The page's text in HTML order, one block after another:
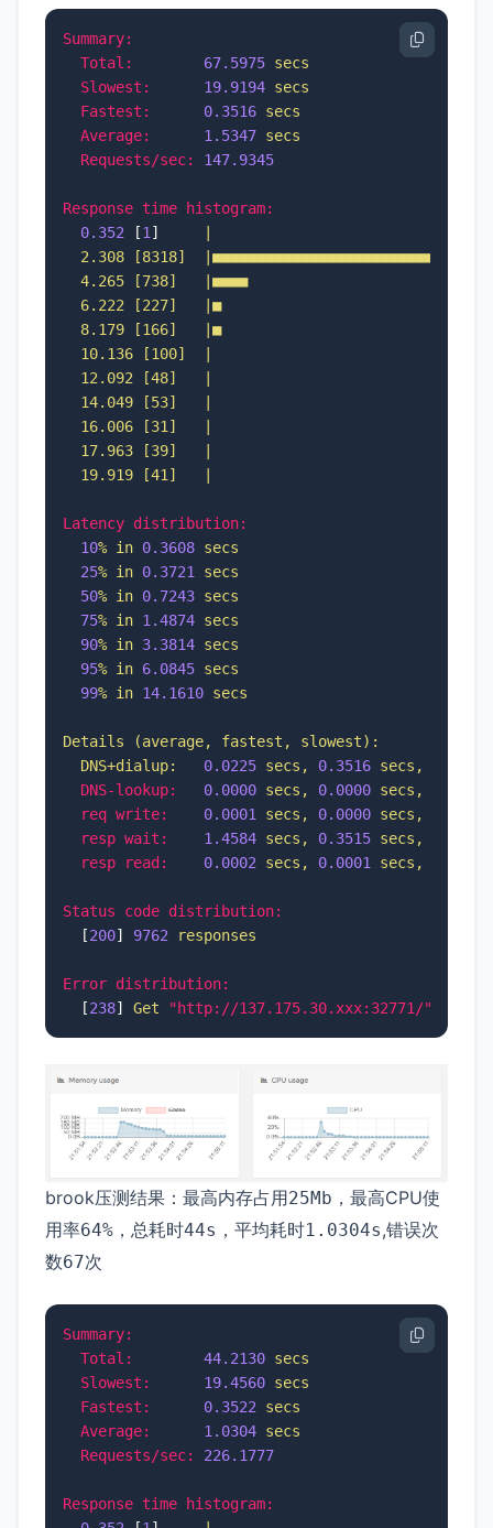
Summary:
Total:
67.5975 secs
Slowest:
19.9194 secs
Fastest:
0.3516 secs
Average:
1.5347 secs
Requests/sec:
147.9345
Response time histogram:
0.352 [1 ]
2.308 [8318]
  4.265 [738]   |■■■■
  6.222 [227]   |■
  8.179 [166]   |■
  10.136 [100]  |
  12.092 [48]   |
  14.049 [53]   |
  16.006 [31]   |
  17.963 [39]   |
Latency distribution:
10% in 0.3608 secs
25% in 0.3721
secs
50% in 0.7243 secs
75% in 1.4874 secs
90% in 3.3814 secs
95% in 6.0845 secs
99% in 14.1610 secs
Details (average, fastest,
slowest):
DNS+dialup:
0.0225 secs, 0.3516 secs,
DNS-lookup:
0.0000 secs, 0.0000 secs,
req write:
0.0001 secs, 0.0000 secs,
resp wait:
1.4584 secs, 0.3515 secs,
resp read:
0.0002 secs, 0.0001 secs,
Status code distribution:
  [
200] 9762 responses
Error distribution:
  [
238] Get "http://137.175.30.xxx:32771/":
brook压测结果：最高内存占用25Mb ，最高CPU使
用率64% ，总耗时44s ，平均耗时1.0304s,错误次
数67次
Summary:
Total:
44.2130 secs
Slowest:
19.4560 secs
Fastest:
0.3522
secs
Average:
1.0304 secs
Requests/sec:
226.1777
Response time histogram: